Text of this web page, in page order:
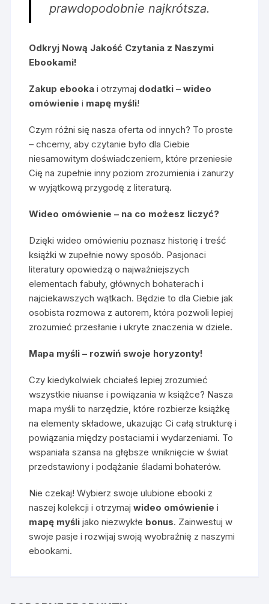
prawdopodobnie najkrótsza.
Odkryj Nową Jakość Czytania z Naszymi
Ebookami!
Zakup ebooka i otrzymaj dodatki –wideo
omówienie i mapę myśli!
Czym różni się nasza oferta od innych? To proste
– chcemy, aby czytanie było dla Ciebie
niesamowitym doświadczeniem, które przeniesie
Cię na zupełnie inny poziom zrozumienia i zanurzy
w wyjątkową przygodę z literaturą.
Wideo omówienie – na co możesz liczyć?
Dzięki wideo omówieniu poznasz historię i treść
książki w zupełnie nowy sposób. Pasjonaci
literatury opowiedzą o najważniejszych
elementach fabuły, głównych bohaterach i
najciekawszych wątkach. Będzie to dla Ciebie jak
osobista rozmowa z autorem, która pozwoli lepiej
zrozumieć przesłanie i ukryte znaczenia w dziele.
Mapa myśli – rozwiń swoje horyzonty!
Czy kiedykolwiek chciałeś lepiej zrozumieć
wszystkie niuanse i powiązania w książce? Nasza
mapa myśli to narzędzie, które rozbierze książkę
na elementy składowe, ukazując Ci całą strukturę i
powiązania między postaciami i wydarzeniami. To
wspaniała szansa na głębsze wniknięcie w świat
przedstawiony i podążanie śladami bohaterów.
Nie czekaj! Wybierz swoje ulubione ebooki z
naszej kolekcji i otrzymajwideo omówienie i
mapę myślijako niezwykłe bonus. Zainwestuj w
swoje pasje i rozwijaj swoją wyobraźnię z naszymi
ebookami.